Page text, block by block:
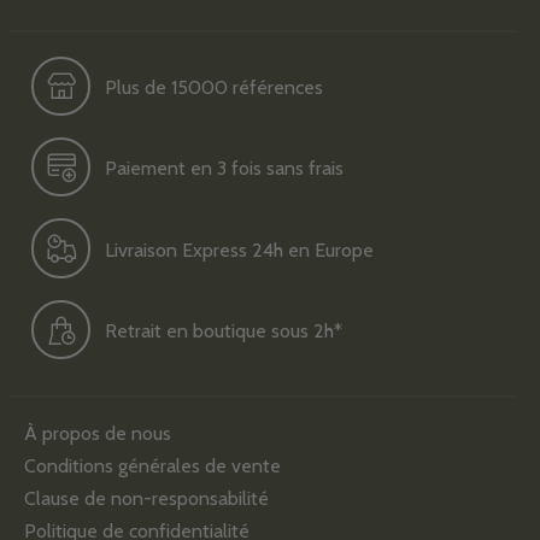
Plus de 15000 références
Paiement en 3 fois sans frais
Livraison Express 24h en Europe
Retrait en boutique sous 2h*
À propos de nous
Conditions générales de vente
Clause de non-responsabilité
Politique de confidentialité